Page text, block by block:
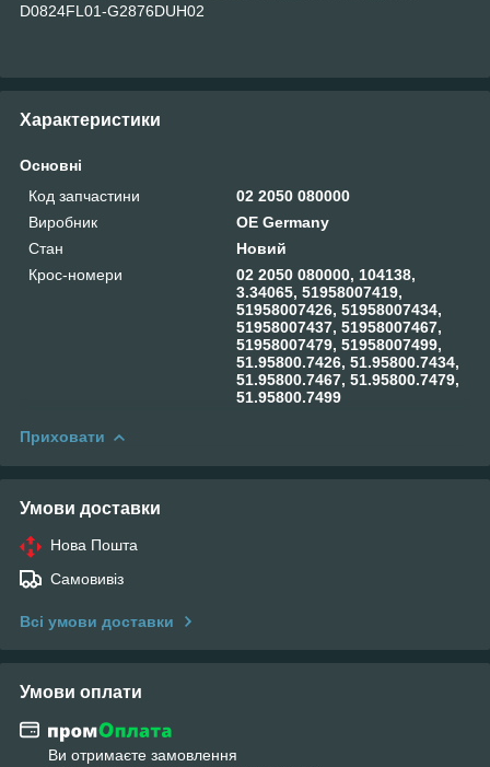
D0824FL01-G2876DUH02
Характеристики
Основні
Код запчастини
02 2050 080000
Виробник
OE Germany
Стан
Новий
Крос-номери
02 2050 080000, 104138,
3.34065, 51958007419,
51958007426, 51958007434,
51958007437, 51958007467,
51958007479, 51958007499,
51.95800.7426, 51.95800.7434,
51.95800.7467, 51.95800.7479,
51.95800.7499
Приховати
Умови доставки
Нова Пошта
Самовивіз
Всі умови доставки
Умови оплати
Ви отримаєте замовлення